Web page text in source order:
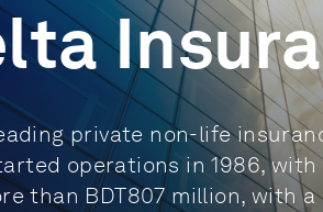
private non-life
operations in 1986,
than BDT807 million, with